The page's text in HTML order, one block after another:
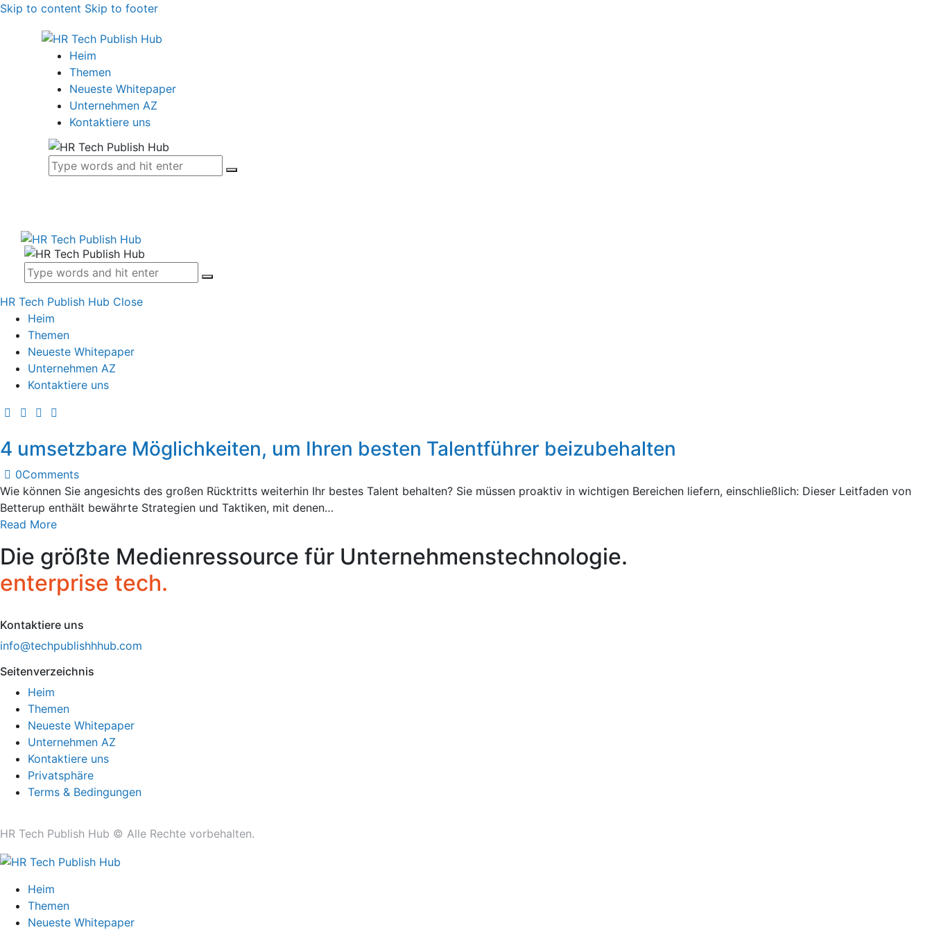
Skip to content Skip to footer
Heim
Themen
Neueste Whitepaper
Unternehmen AZ
Kontaktiere uns
HR Tech Publish Hub Close
Heim
Themen
Neueste Whitepaper
Unternehmen AZ
Kontaktiere uns
4 umsetzbare Möglichkeiten, um Ihren besten Talentführer beizubehalten
0Comments
Wie können Sie angesichts des großen Rücktritts weiterhin Ihr bestes Talent behalten? Sie müssen proaktiv in wichtigen Bereichen liefern, einschließlich: Dieser Leitfaden von
Betterup enthält bewährte Strategien und Taktiken, mit denen…
Read More
Die größte Medienressource für Unternehmenstechnologie.
enterprise tech.
Kontaktiere uns
info@techpublishhhub.com
Seitenverzeichnis
Heim
Themen
Neueste Whitepaper
Unternehmen AZ
Kontaktiere uns
Privatsphäre
Terms & Bedingungen
HR Tech Publish Hub © Alle Rechte vorbehalten.
Heim
Themen
Neueste Whitepaper